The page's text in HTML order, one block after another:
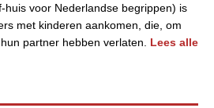
huis voor Nederlandse begrippen) is
met kinderen aankomen, die, om
partner hebben verlaten. Lees alle